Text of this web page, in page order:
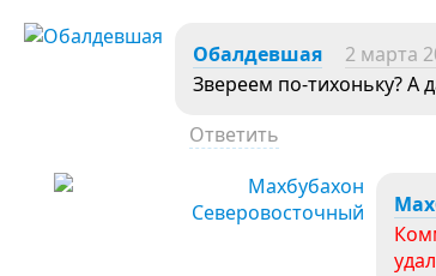
Обалдевшая 2 марта
Звереем по-тихоньку? А
Ответить